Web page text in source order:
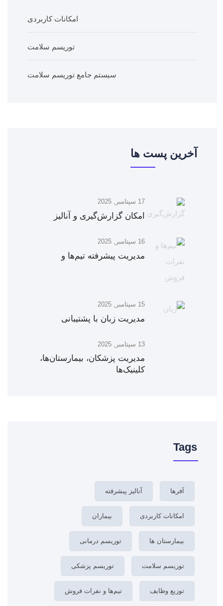
امکانات کاربردی
توریسم سلامت
سیستم جامع توریسم سلامت
آخرین پست ها
17 سپتامبر, 2025
امکان گزارش‌گیری و آنالیز
16 سپتامبر, 2025
مدیریت پیشرفته تیم‌ها و
15 سپتامبر, 2025
مدیریت زبان‌ با پشتیبانی
13 سپتامبر, 2025
مدیریت پزشکان، بیمارستان‌ها،
کلینیک‌ها
Tags
آفرها آنالیز پیشرفته
امکانات کاربردی بیماران
بیمارستان ها توریسم درمانی
توریسم سلامت توریسم پزشکی
توزیع وظایف تیم‌ها و نفرات فروش